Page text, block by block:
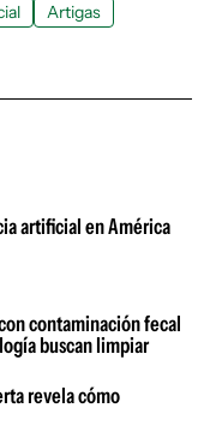
Artigas
artificial en América
contaminación fecal
buscan limpiar
revela cómo